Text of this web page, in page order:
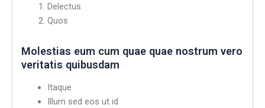
Delectus
Quos
Molestias eum cum quae quae nostrum vero
veritatis quibusdam
Itaque
Illum sed eos ut id